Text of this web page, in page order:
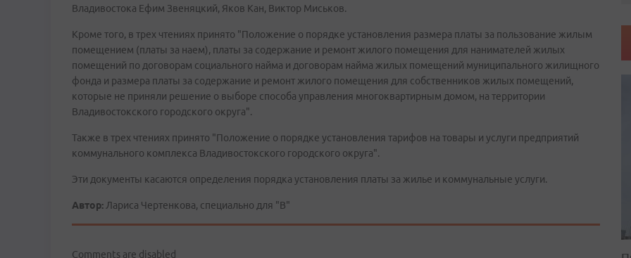
Владивостока Ефим Звеняцкий, Яков Кан, Виктор Миськов.
Кроме того, в трех чтениях принято "Положение о порядке установления размера платы за пользование жилым
помещением (платы за наем), платы за содержание и ремонт жилого помещения для нанимателей жилых
помещений по договорам социального найма и договорам найма жилых помещений муниципального жилищного
фонда и размера платы за содержание и ремонт жилого помещения для собственников жилых помещений,
которые не приняли решение о выборе способа управления многоквартирным домом, на территории
Владивостокского городского округа".
Также в трех чтениях принято "Положение о порядке установления тарифов на товары и услуги предприятий
коммунального комплекса Владивостокского городского округа".
Эти документы касаются определения порядка установления платы за жилье и коммунальные услуги.
Автор: Лариса Чертенкова, специально для "В"
Comments are disabled